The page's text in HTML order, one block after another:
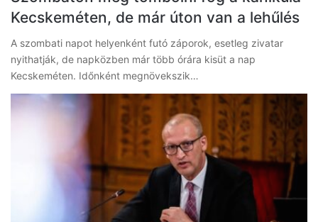
Kecskeméten, de már úton van a lehűlés
A szombati napot helyenként futó záporok, esetleg zivatar
nyithatják, de napközben már több órára kisüt a nap
Kecskeméten. Időnként megnövekszik…